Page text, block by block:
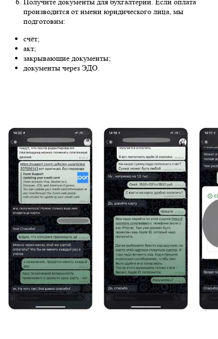
производится от имени юридического лица, мы
подготовим:
счёт;
акт;
закрывающие документы;
документы через ЭДО.